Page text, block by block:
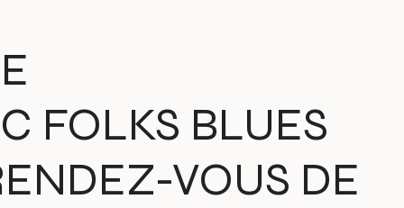
FOLKS BLUES
VOUS DE